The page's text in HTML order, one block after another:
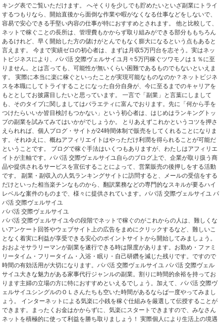
キング表でご覧いただけます。 へそくりを少しでも貯めたいといざ副業にトライ
するつもりなら、開始直後から面倒な作業や暇がなくなる仕事などをしないで、
容易で安心できる手堅い内容の仕事が特におすすめとされます。 他と比較して、
ネットで稼ぐことの長所は、管理費もかからず取り組みができる部分ももちろん
あるけれど、早く開始した方の儲けがとんでもなく膨大になるという点もあると
言えます。 今まで実績ゼロの初心者は、まずは月収5万円台を志そう。実はネッ
トビジネスにより、パパ活 交際ヴェルサイユ月々5万円稼ぐツワモノは１％に至
りません。とは言っても、可能性が無いくらい困難であるものでもないといえま
す。 実際に本当に楽に稼ぐといったことが実現可能なものなのか？ネットビジネ
スを本職にしてトライすることになった自分自身が、今に至るまでのキャリアを
もととしてお披露目したいと思っています。 一言で「副業」と言葉にしまして
も、そのタイプに関しましてはバラエティに富んでおります。先に「何から手を
つけたらいいか皆目検討もつかない」という初心者は、はじめはランキングトッ
プの副業を試みてみてはいかがでしょうか。 とりあえずこれかというコツを押さ
えられれば、個人ブログ・サイトが24時間体制で販売をしてくれることになりま
す。それゆえに、概ねアフィリエイトはやっただけ利潤を得られることが可能だ
ということです。 ブログで稼ぐ手法はいくつもありますが、わたしはアフィリエ
イトが主軸です。パパ活 交際ヴェルサイユ自らのブログ上で、企業が取り扱う商
品や提供されるサービスを宣伝することによって、営業販売の後押しをする活動
です。 副業・副収入の人気ランキングサイトに訪問すると、メールの受信をする
だけといった相当楽チンなものから、翻訳業務などの専門的なスキルが要るハイ
レベルな案件のものまで、様々に提供されています。パパ活 交際ヴェルサイユ パ
パ活 交際ヴェルサイユ
パパ活 交際ヴェルサイユ
パパ活 交際ヴェルサイユ今の段階でネットで稼ぐのがこれからの人は、難しくな
いアンケート回答やウェブサイト上の広告をまめにクリックするなど、難しいこ
となく着実に利益が享受できる安心のポイントサイトから開始してみましょう。
おおよそサラリーマンが副業を遂行できる時は限度があります。お勤め・ファミ
リータイム・フリータイム・入浴・眠り・自己研鑽を減じた残りです。ですので
時間の有効活用が大切になります。パパ活 交際ヴェルサイユ パパ活 交際ヴェル
サイユ大きな魅力がある家事代行ジャンルの副業。割りに時間的余裕を持ってお
ります主婦の立場の方に特におすすめといえるでしょう。加えて、パパ活 交際ヴ
ェルサイユシングルのＯＬさんたちも空いた時間があるならば一度やってみまし
ょう。 インターネットによる気楽に小銭を稼ぐ仕組みを厳選して伝授することが
できます。まったくお金はかからずに、気楽にスタートできますので、みなさん
ネットを積極的に使って利益を勝ち取りましょう！ 実際個人により生活上の境遇